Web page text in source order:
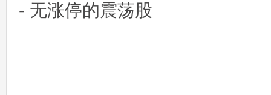
- 无涨停的震荡股